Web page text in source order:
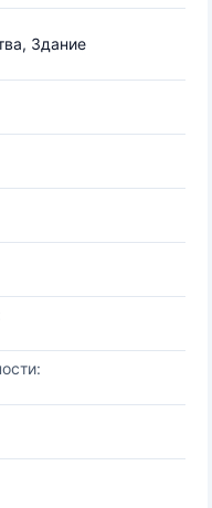
Здание